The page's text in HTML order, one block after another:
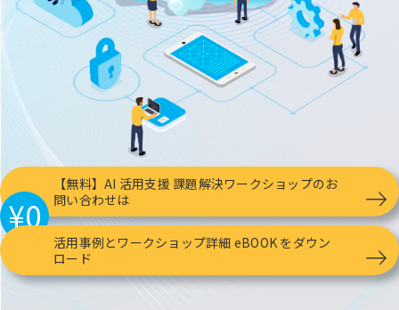
¥0
【無料】AI 活用支援 課題解決ワークショップのお
問い合わせは
活用事例とワークショップ詳細 eBOOK をダウン
ロード